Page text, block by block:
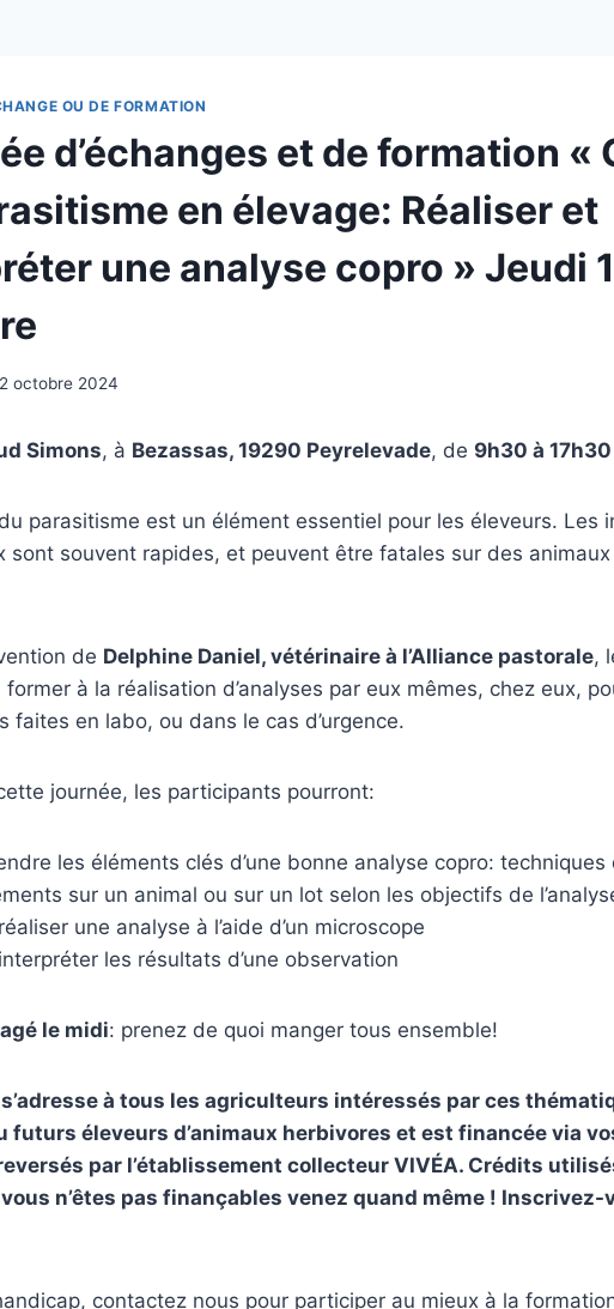
OU DE FORMATION
d’échanges et de formation «
en élevage: Réaliser et
une analyse copro » Jeudi
2 octobre 2024
Simons, à Bezassas, 19290 Peyrelevade, de 9h30 à 17h30
parasitisme est un élément essentiel pour les éleveurs. Les
sont souvent rapides, et peuvent être fatales sur des
de Delphine Daniel, vétérinaire à l’Alliance pastorale,
former à la réalisation d’analyses par eux mêmes, chez eux,
faites en labo, ou dans le cas d’urgence.
journée, les participants pourront:
les éléments clés d’une bonne analyse copro: techniques
sur un animal ou sur un lot selon les objectifs de
une analyse à l’aide d’un microscope
les résultats d’une observation
le midi: prenez de quoi manger tous ensemble!
à tous les agriculteurs intéressés par ces
futurs éleveurs d’animaux herbivores et est financée via
par l’établissement collecteur VIVÉA. Crédits
n’êtes pas finançables venez quand même ! Inscrivez-
contactez nous pour participer au mieux à la